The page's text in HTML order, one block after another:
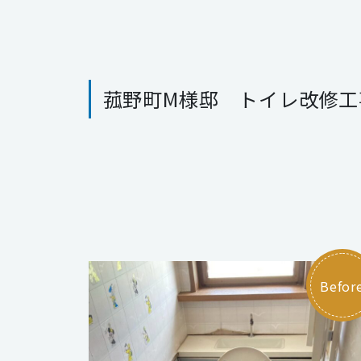
菰野町M様邸 トイレ改修